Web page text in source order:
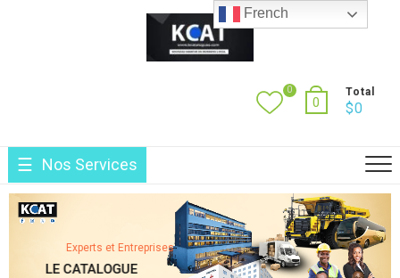
0
0
Total
$0
Nos Services
Experts et Entreprises
LE CATALOGUE
French